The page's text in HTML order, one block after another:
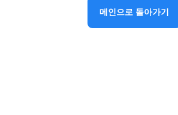
메인으로 돌아가기